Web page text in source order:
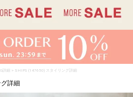
細 > SHIPS (147650) スタイリング詳細
詳細